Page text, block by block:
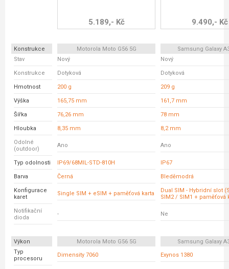
5.189,- Kč 9.490,- Kč
Konstrukce Motorola Moto G56 5G
Samsung Galaxy
Stav
Nový Nový
Konstrukce Dotyková Dotyková
Hmotnost 200 g 209 g
Výška 165,75 mm 161,7 mm
Šířka 76,26 mm 78 mm
Hloubka 8,35 mm 8,2 mm
Odolné
(outdoor)
Ano Ano
Typ odolnosti IP69/68MIL-STD-810H IP67
Barva Černá Bleděmodrá
Konfigurace
karet
Single SIM + eSIM + paměťová karta
Dual SIM - Hybridní slot
SIM2 / SIM1 + paměťová
Notifikační
dioda
- Ne
Výkon Motorola Moto G56 5G
Samsung Galaxy
Typ
procesoru
Dimensity 7060 Exynos 1380